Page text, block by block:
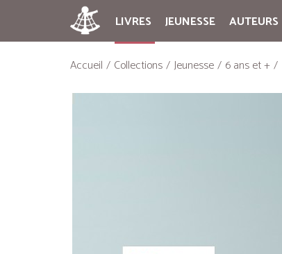
LIVRES JEUNESSE AUTEURS
Accueil Collections Jeunesse 6 ans et +